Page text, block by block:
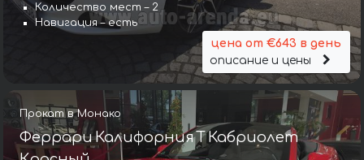
Количество мест – 2
Навигация – есть
цена от €643 в день
описание и цены
Прокат в Монако
Феррари Калифорния Т Кабриолет